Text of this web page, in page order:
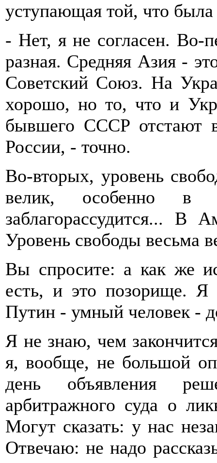
уступающая той, что
- Нет, я не согласен. Во-
разная. Средняя Азия -
Советский Союз. На
хорошо, но то, что и
бывшего СССР отстают
России, - точно.
Во-вторых, уровень
велик, особенно в
заблагорассудится... В
Уровень свободы весьма
Вы спросите: а как же
есть, и это позорище. Я
Путин - умный человек -
Я не знаю, чем
я, вообще, не большой
день объявления
арбитражного суда о
Могут сказать: у нас
Отвечаю: не надо